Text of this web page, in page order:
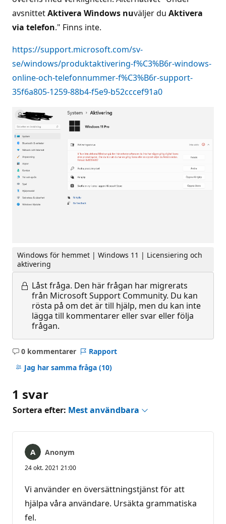
avsnittetAktivera Windows nuväljer du Aktivera
via telefon." Finns inte.
https://support.microsoft.com/sv-
se/windows/produktaktivering-f%C3%B6r-windows-
online-och-telefonnummer-f%C3%B6r-support-
35f6a805-1259-88b4-f5e9-b52cccef91a0
Windows för hemmet | Windows 11 | Licensiering och
aktivering
Låst fråga. Den här frågan har migrerats
från Microsoft Support Community. Du kan
rösta på om det är till hjälp, men du kan inte
lägga till kommentarer eller svar eller följa
frågan.
0 kommentarer
Inga
kommentarer
Rapport
Jag har samma fråga (10)
1 svar
Sortera efter: Mest användbara
Anonym
24 okt. 2021 21:00
Vi använder en översättningstjänst för att
hjälpa våra användare. Ursäkta grammatiska
fel.